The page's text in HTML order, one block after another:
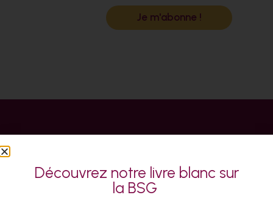
Je m'abonne !
Découvrez notre livre blanc sur
la BSG